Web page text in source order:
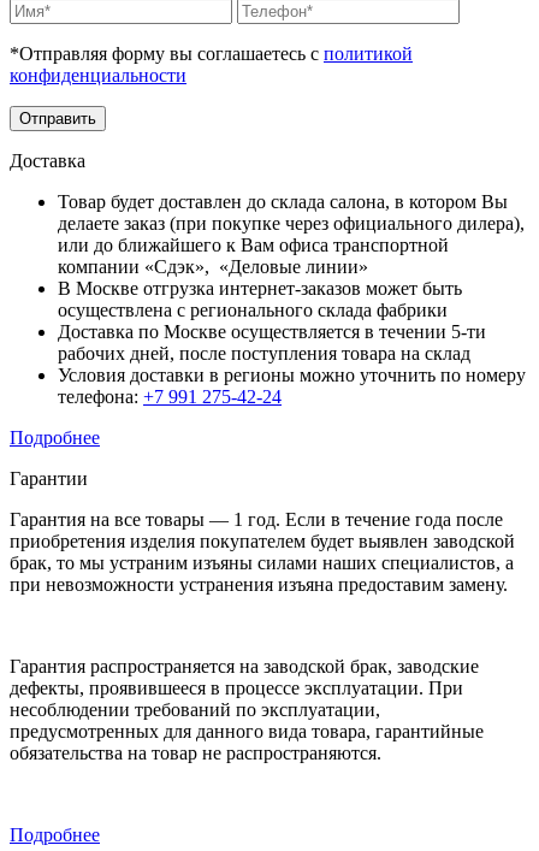
*Отправляя форму вы соглашаетесь с политикой
конфиденциальности
Отправить
Доставка
Товар будет доставлен до склада салона, в котором Вы
делаете заказ (при покупке через официального дилера),
или до ближайшего к Вам офиса транспортной
компании «Сдэк», «Деловые линии»
В Москве отгрузка интернет-заказов может быть
осуществлена с регионального склада фабрики
Доставка по Москве осуществляется в течении 5-ти
рабочих дней, после поступления товара на склад
Условия доставки в регионы можно уточнить по номеру
телефона: +7 991 275-42-24
Подробнее
Гарантии
Гарантия на все товары — 1 год. Если в течение года после
приобретения изделия покупателем будет выявлен заводской
брак, то мы устраним изъяны силами наших специалистов, а
при невозможности устранения изъяна предоставим замену.
Гарантия распространяется на заводской брак, заводские
дефекты, проявившееся в процессе эксплуатации. При
несоблюдении требований по эксплуатации,
предусмотренных для данного вида товара, гарантийные
обязательства на товар не распространяются.
Подробнее